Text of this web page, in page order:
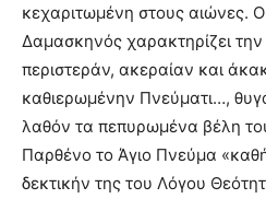
κεχαριτωμένη στους αιώνες.
Δαμασκηνός χαρακτηρίζει
περιστεράν, ακεραίαν και
καθιερωμένην Πνεύματι…,
λαθόν τα πεπυρωμένα βέλη
Παρθένο το Άγιο Πνεύμα
δεκτικήν της του Λόγου